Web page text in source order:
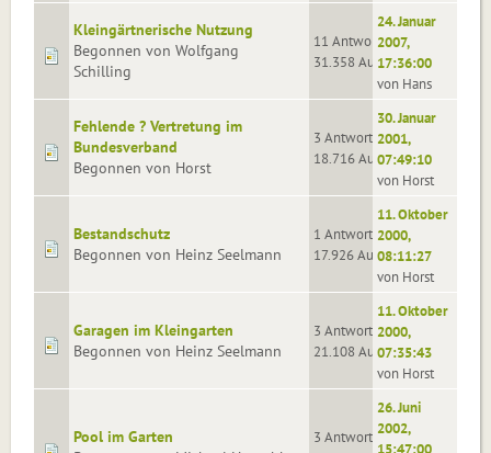
Kleingärtnerische Nutzung
Begonnen von Wolfgang
Schilling
11 Antworten
31.358 Aufrufe
24. Januar
2007,
17:36:00
von Hans
Fehlende ? Vertretung im
Bundesverband
Begonnen von Horst
3 Antworten
18.716 Aufrufe
30. Januar
2001,
07:49:10
von Horst
Bestandschutz
Begonnen von Heinz Seelmann
1 Antworten
17.926 Aufrufe
11. Oktober
2000,
08:11:27
von Horst
Garagen im Kleingarten
Begonnen von Heinz Seelmann
3 Antworten
21.108 Aufrufe
11. Oktober
2000,
07:35:43
von Horst
Pool im Garten
3 Antworten
26. Juni
2002,
15:47:00